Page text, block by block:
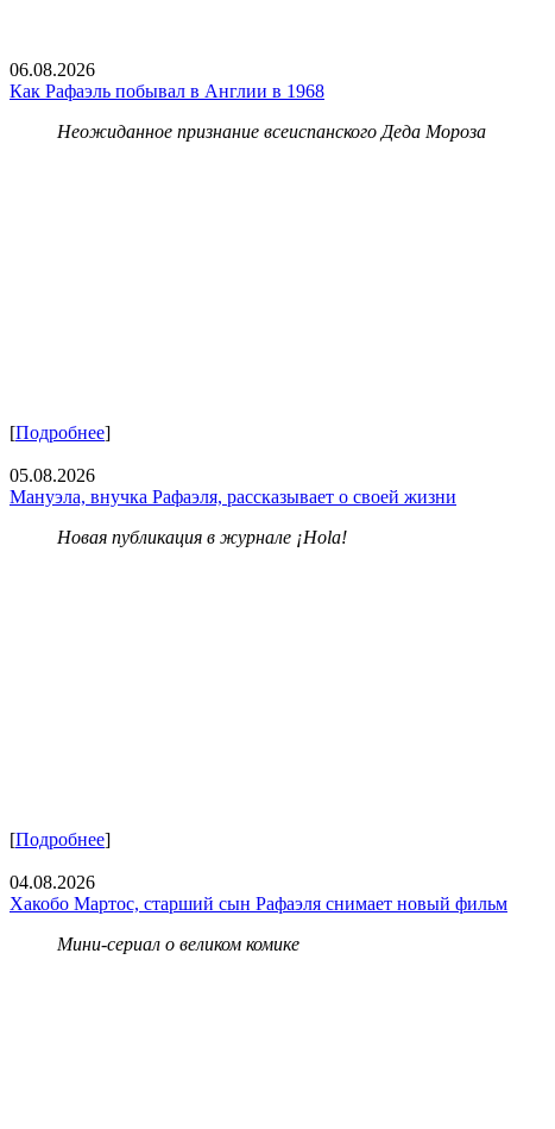
06.08.2026
Как Рафаэль побывал в Англии в 1968
Неожиданное признание всеиспанского Деда Мороза
[Подробнее]
05.08.2026
Мануэла, внучка Рафаэля, рассказывает о своей жизни
Новая публикация в журнале ¡Hola!
[Подробнее]
04.08.2026
Хакобо Мартос, старший сын Рафаэля снимает новый фильм
Мини-сериал о великом комике